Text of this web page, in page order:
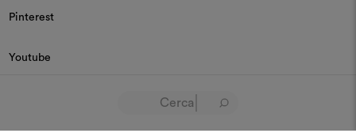
Pinterest
Youtube
© 2026 Dedar P.IVA 03187590157